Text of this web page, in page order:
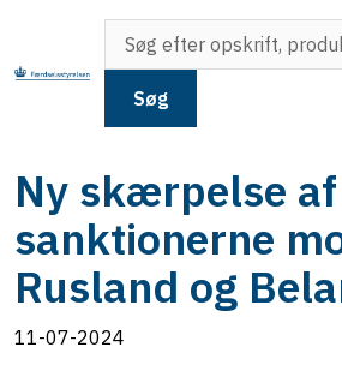
Søg
Ny skærpelse af
sanktionerne
Rusland og
11-07-2024